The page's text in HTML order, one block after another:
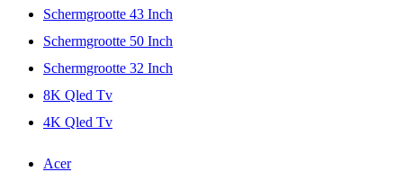
Schermgrootte 43 Inch
Schermgrootte 50 Inch
Schermgrootte 32 Inch
8K Qled Tv
4K Qled Tv
Acer